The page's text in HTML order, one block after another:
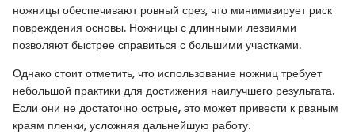
ножницы обеспечивают ровный срез, что минимизирует риск
повреждения основы. Ножницы с длинными лезвиями
позволяют быстрее справиться с большими участками.
Однако стоит отметить, что использование ножниц требует
небольшой практики для достижения наилучшего результата.
Если они не достаточно острые, это может привести к рваным
краям пленки, усложняя дальнейшую работу.